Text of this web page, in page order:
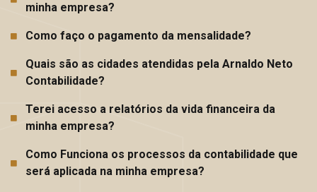
minha empresa?
Como faço o pagamento da mensalidade?
Quais são as cidades atendidas pela Arnaldo Neto
Contabilidade?
Terei acesso a relatórios da vida financeira da
minha empresa?
Como Funciona os processos da contabilidade que
será aplicada na minha empresa?